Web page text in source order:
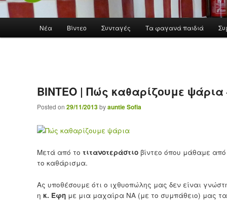
Skip to primary content
Νέα Βίντεο Συνταγές Τα φαγανά παιδιά
ΒΙΝΤΕΟ | Πώς καθαρίζουμε ψάρια
Posted on 29/11/2013byauntie Sofia
Μετά από το τιτανοτεράστιο βίντεο όπου μάθαμε
το καθάρισμα.
Ας υποθέσουμε ότι ο ιχθυοπώλης μας δεν είναι
η κ. Έφημε μια μαχαίρα ΝΑ (με το συμπάθειο) μας